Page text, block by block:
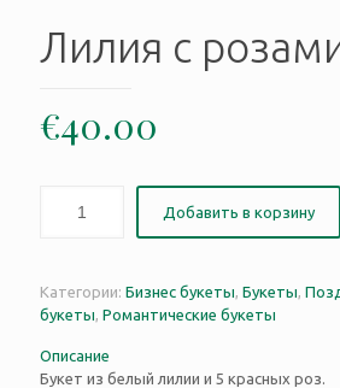
Лилия с
€40.00
Добавить в корзину
Категории: Бизнес букеты, Букеты,
букеты, Романтические букеты
Описание
Букет из белый лилии и 5 красных роз.